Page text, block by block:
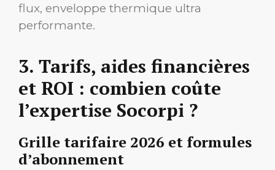
flux, enveloppe thermique ultra
performante.
3. Tarifs, aides financières
et ROI : combien coûte
l’expertise Socorpi ?
Grille tarifaire 2026 et formules
d’abonnement